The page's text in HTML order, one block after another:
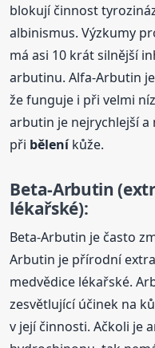
blokují činnost
albinismus. Výzkumy
má asi 10 krát silnější
arbutinu. Alfa-Arbutin
že funguje i při velmi
arbutin je nejrychlejší
při běleníkůže.
Beta-Arbutin
lékařské):
Beta-Arbutin je často
Arbutin je přírodní
medvědice lékařské.
zesvětlující účinek na
v její činnosti. Ačkoli je